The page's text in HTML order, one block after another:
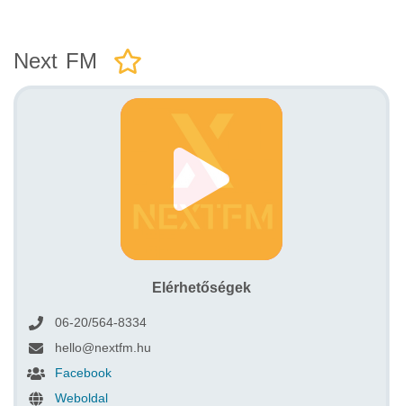
Next FM
Elérhetőségek
06-20/564-8334
hello@nextfm.hu
Facebook
Weboldal